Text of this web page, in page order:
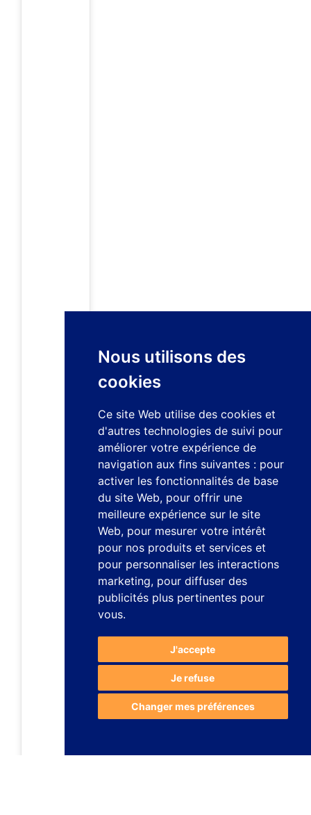
Nous utilisons des
cookies
Ce site Web utilise des cookies et
d'autres technologies de suivi pour
améliorer votre expérience de
navigation aux fins suivantes : pour
activer les fonctionnalités de base
du site Web, pour offrir une
meilleure expérience sur le site
Web, pour mesurer votre intérêt
pour nos produits et services et
pour personnaliser les interactions
marketing, pour diffuser des
publicités plus pertinentes pour
vous.
J'accepte
Je refuse
Changer mes préférences